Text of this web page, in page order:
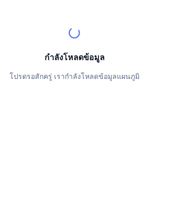
กำลังโหลดข้อมูล
โปรดรอสักครู่ เรากำลังโหลดข้อมูลแผนภูมิ